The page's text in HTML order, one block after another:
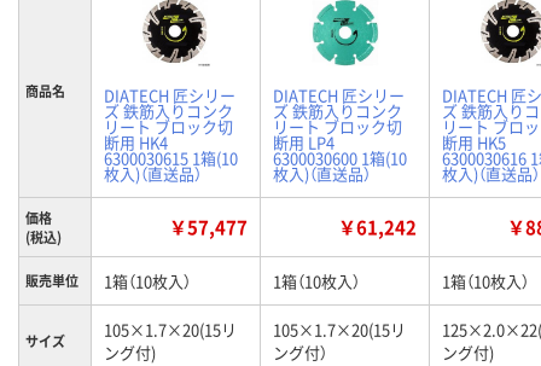
商品名 DIATECH 匠シリー
ズ 鉄筋入りコンク
リート ブロック切
断用 HK4
6300030615 1箱(10
枚入)（直送品）
DIATECH 匠シリー
ズ 鉄筋入りコンク
リート ブロック切
断用 LP4
6300030600 1箱(10
枚入)（直送品）
DIATECH 匠
ズ 鉄筋入り
リート ブロ
断用 HK5
6300030616
枚入)（直送品）
価格
(税込)
￥57,477 ￥61,242 ￥
販売単位 1箱（10枚入） 1箱（10枚入） 1箱（10枚入）
サイズ
105×1.7×20(15リ
ング付)
105×1.7×20(15リ
ング付）
ング付)